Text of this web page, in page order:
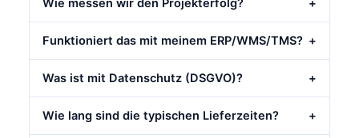
Wie messen wir den Projekterfolg? +
Funktioniert das mit meinem ERP/WMS/TMS? +
Was ist mit Datenschutz (DSGVO)? +
Wie lang sind die typischen Lieferzeiten? +